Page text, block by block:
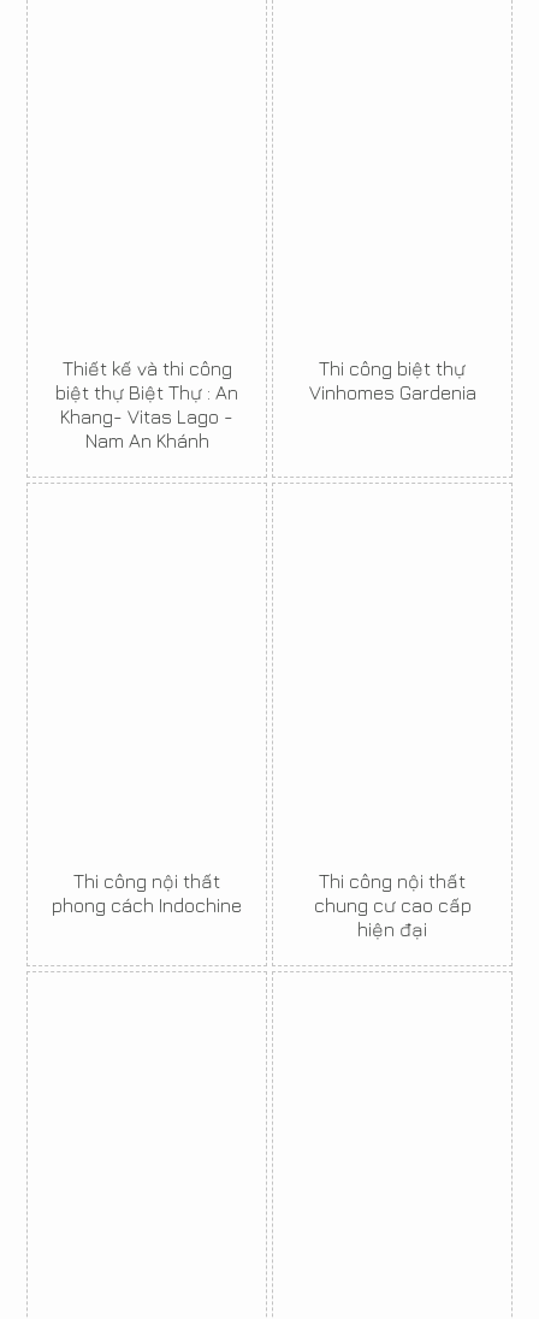
Thiết kế và thi công
biệt thự Biệt Thự : An
Khang- Vitas Lago -
Nam An Khánh
Thi công biệt thự
Vinhomes Gardenia
Thi công nội thất
phong cách Indochine
Thi công nội thất
chung cư cao cấp
hiện đại